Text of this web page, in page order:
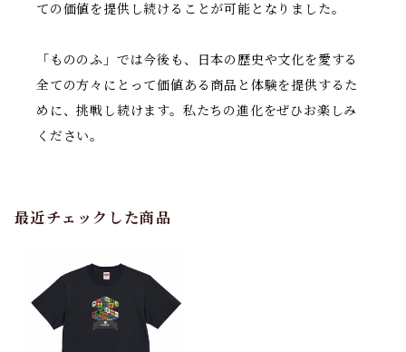
ての価値を提供し続けることが可能となりました。
「もののふ」では今後も、日本の歴史や文化を愛する
全ての方々にとって価値ある商品と体験を提供するた
めに、挑戦し続けます。私たちの進化をぜひお楽しみ
ください。
最近チェックした商品